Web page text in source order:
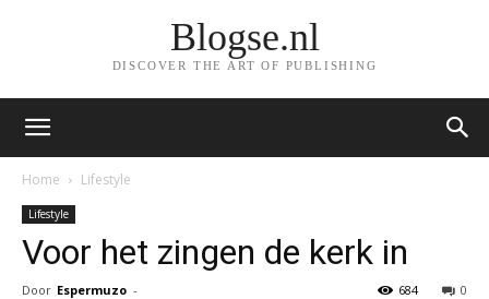
Blogse.nl
DISCOVER THE ART OF PUBLISHING
Home Lifestyle
Lifestyle
Voor het zingen de kerk in
Door Espermuzo - 0
684